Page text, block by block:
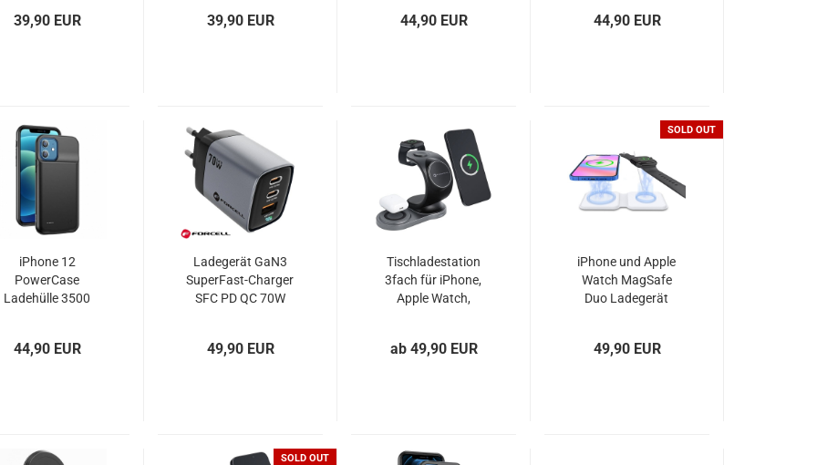
39,90 EUR 39,90 EUR 44,90 EUR 44,90 EUR
iPhone 12
PowerCase
Ladehülle 3500
44,90 EUR
Ladegerät GaN3
SuperFast-Charger
SFC PD QC 70W
49,90 EUR
Tischladestation
3fach für iPhone,
Apple Watch,
ab 49,90 EUR
SOLD OUT
iPhone und Apple
Watch MagSafe
Duo Ladegerät
49,90 EUR
SOLD OUT